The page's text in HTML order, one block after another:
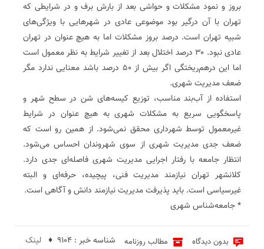
بروز و نمود مشکلات و حواشی بعد از بارش برف و در شرایطی که
تهران با آن درگیر بود موضوعی عادی در شهرهایی با ویژگی‌های
شبیه تهران است. درصد بروز مشکلات اما به هیچ عنوان در تهران
عادی نبود. ۳۰ درصد اختلال بعد از تغییر شرایط به نظر معمول است
اما این درهم‌ریختگی اگر بیش از ۵۰ درصد باشد معنایی ندارد مگر
ضعف مدیریت شهری.
استفاده از آب‌بند مناسب، توزیع کیسه‌های شن در سطح شهر و
پاسخگویی سریع به مشکلات شهری به هیچ عنوان در شرایط
غیرمعمول توسط شهرداری محقق نمی‌شود. از همین رو است که
ضعف جدی مدیریت شهری از سوی شهروندان احساس می‌شود.
انتظار جامعه با رفتار اجرایی مدیریت شهری فاصله‌ای جدی دارد.
کلانشهر تهران نیازمند مدیریت فنی، پیچیده، حرفه‌ای و البته
غیرسیاسی است. باید پذیرفت مدیریت نیازمند دانش و آگاهی است.
* جامعه‌شناس شهری
بدون دیدگاه مطالب روزنامه شناسه خبر : 9104 ♦
لینک